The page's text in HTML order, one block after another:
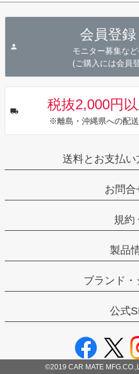
会員登録
モニター募集な
(ご購入には会員
税抜2,000円
※離島・沖縄県への配
送料とお支払い
お問合
規約
製品
ブランド
公式
©2019 CAR MATE